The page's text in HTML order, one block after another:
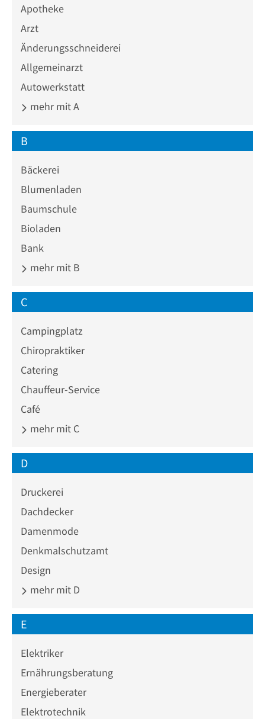
Apotheke
Arzt
Änderungsschneiderei
Allgemeinarzt
Autowerkstatt
mehr mit A
B
Bäckerei
Blumenladen
Baumschule
Bioladen
Bank
mehr mit B
C
Campingplatz
Chiropraktiker
Catering
Chauffeur-Service
Café
mehr mit C
D
Druckerei
Dachdecker
Damenmode
Denkmalschutzamt
Design
mehr mit D
E
Elektriker
Ernährungsberatung
Energieberater
Elektrotechnik